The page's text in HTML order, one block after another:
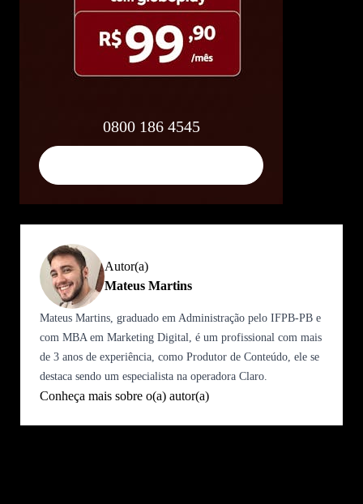
0800 186 4545
Autor(a)
Mateus Martins
Mateus Martins, graduado em Administração pelo IFPB-PB e
com MBA em Marketing Digital, é um profissional com mais
de 3 anos de experiência, como Produtor de Conteúdo, ele se
destaca sendo um especialista na operadora Claro.
Conheça mais sobre o(a) autor(a)